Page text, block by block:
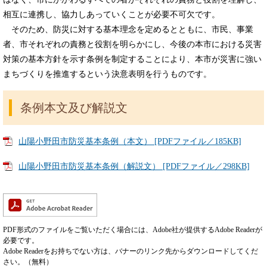
相互に連携し、協力しあっていくことが必要不可欠です。
そのため、防災に対する基本理念を定めるとともに、市民、事業
者、市それぞれの責務と役割を明らかにし、今後の本市における災害
対策の基本方針を示す条例を制定することにより、本市が災害に強い
まちづくりを推進するという決意表明を行うものです。
条例本文及び解説文
山陽小野田市防災基本条例（本文） [PDFファイル／185KB]
山陽小野田市防災基本条例（解説文） [PDFファイル／298KB]
PDF形式のファイルをご覧いただく場合には、Adobe社が提供するAdobe Readerが
必要です。
Adobe Readerをお持ちでない方は、バナーのリンク先からダウンロードしてくだ
さい。（無料）